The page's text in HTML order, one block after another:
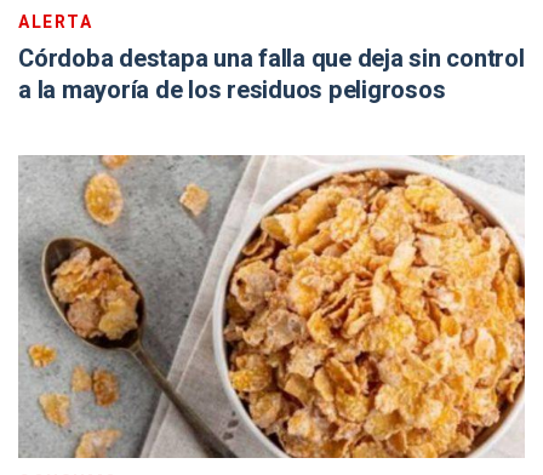
ALERTA
Córdoba destapa una falla que deja sin control
a la mayoría de los residuos peligrosos